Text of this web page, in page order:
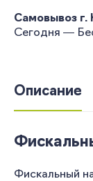
Самовывоз г.
Сегодня —
Описание
Фискальный